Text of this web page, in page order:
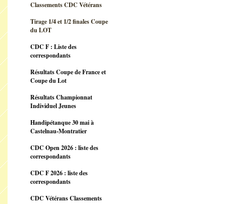
Classements CDC Vétérans
Tirage 1/4 et 1/2 finales Coupe
du LOT
CDC F : Liste des
correspondants
Résultats Coupe de France et
Coupe du Lot
Résultats Championnat
Individuel Jeunes
Handipétanque 30 mai à
Castelnau-Montratier
CDC Open 2026 : liste des
correspondants
CDC F 2026 : liste des
correspondants
CDC Vétérans Classements